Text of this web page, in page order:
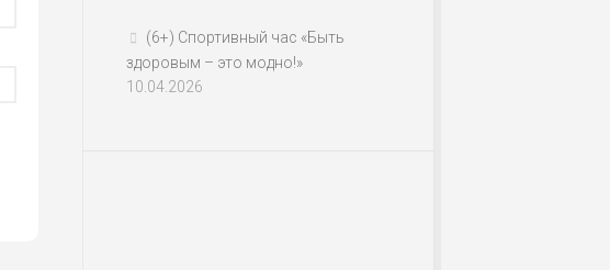
(6+) Спортивный час «Быть
здоровым – это модно!»
10.04.2026